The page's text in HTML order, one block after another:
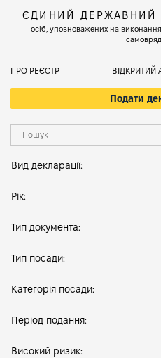
ЄДИНИЙ ДЕРЖАВНИЙ
осіб, уповноважених на
ПРО РЕЄСТР ВІДКРИТИЙ
Подати
Вид декларації:
Рік:
Тип документа:
Тип посади:
Категорія посади:
Період подання:
Високий ризик: